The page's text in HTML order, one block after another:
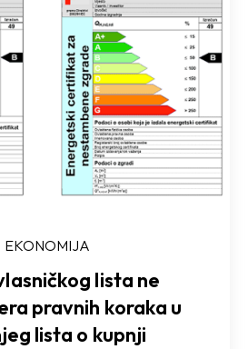
EKONOMIJA
lista ne
pravnih koraka u
lista o kupnji